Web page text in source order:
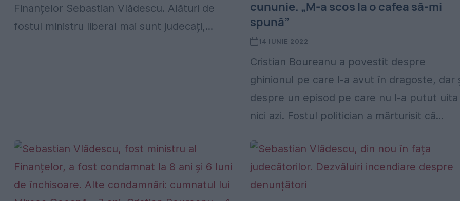
Finanțelor Sebastian Vlădescu. Alături de
fostul ministru liberal mai sunt judecați,...
cununie. „M-a scos la o cafea să-mi
spună”
14 IUNIE 2022
Cristian Boureanu a povestit despre
ghinionul pe care l-a avut în dragoste, dar
despre un episod pe care nu l-a putut uita
nici azi. Fostul politician a mărturisit că...